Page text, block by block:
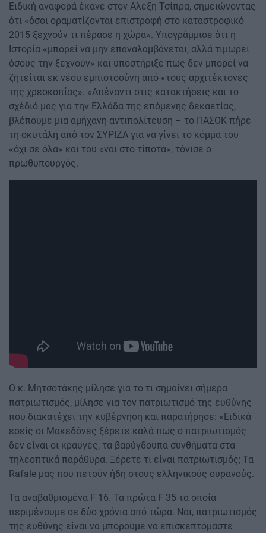
Ειδική αναφορά έκανε στον Αλέξη Τσίπρα, σημειώνοντας
ότι «όσοι οραματίζονται επιστροφή στο καταστροφικό
2015 ξεχνούν τι πέρασε η χώρα». Υπογράμμισε ότι η
Ιστορία «μπορεί να μην επαναλαμβάνεται, αλλά τιμωρεί
όσους την ξεχνούν» και υποστήριξε πως δεν μπορεί να
ζητείται εκ νέου εμπιστοσύνη από «τους αρχιτέκτονες
της χρεοκοπίας». «Απέναντι στις κατακτήσεις και το
σχέδιό μας για την Ελλάδα της επόμενης δεκαετίας,
βλέπουμε μια αμήχανη αντιπολίτευση – το ΠΑΣΟΚ πήρε
τη σκυτάλη από τον ΣΥΡΙΖΑ για να γίνει το κόμμα του
«όχι σε όλα» και του «ναι στο τίποτα», τόνισε ο
πρωθυπουργός.
Ο κ. Μητσοτάκης μίλησε για το τι σημαίνει σήμερα
πατριωτισμός, μίλησε για τον πατριωτισμό της ευθύνης
που διακατέχει την κυβέρνηση και παρατήρησε: «Ειδικά
εσείς οι Μακεδόνες ξέρετε καλά πως ο πατριωτισμός
δεν είναι οι κραυγές, τα βαρύγδουπα συνθήματα στα
τηλεοπτικά παράθυρα. Ξέρετε τι είναι πατριωτισμός; Τα
Rafale μας που πετούν ήδη στους ελληνικούς ουρανούς.
Τα αναβαθμισμένα F 16. Τα πρώτα F 35 τα οποία
περιμένουμε σε δύο χρόνια από τώρα. Ναι, πατριωτισμός
της ευθύνης είναι να μπορούμε να επισκεπτόμαστε